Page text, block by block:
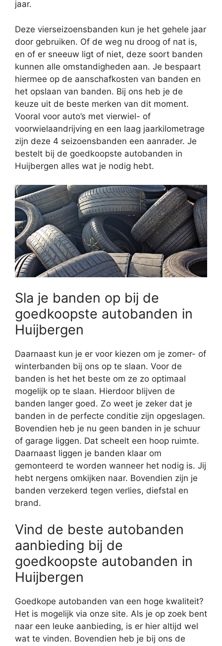
jaar.
Deze vierseizoensbanden kun je het gehele jaar
door gebruiken. Of de weg nu droog of nat is,
en of er sneeuw ligt of niet, deze soort banden
kunnen alle omstandigheden aan. Je bespaart
hiermee op de aanschafkosten van banden en
het opslaan van banden. Bij ons heb je de
keuze uit de beste merken van dit moment.
Vooral voor auto’s met vierwiel- of
voorwielaandrijving en een laag jaarkilometrage
zijn deze 4 seizoensbanden een aanrader. Je
bestelt bij de goedkoopste autobanden in
Huijbergen alles wat je nodig hebt.
Sla je banden op bij de
goedkoopste autobanden in
Huijbergen
Daarnaast kun je er voor kiezen om je zomer- of
winterbanden bij ons op te slaan. Voor de
banden is het het beste om ze zo optimaal
mogelijk op te slaan. Hierdoor blijven de
banden langer goed. Zo weet je zeker dat je
banden in de perfecte conditie zijn opgeslagen.
Bovendien heb je nu geen banden in je schuur
of garage liggen. Dat scheelt een hoop ruimte.
Daarnaast liggen je banden klaar om
gemonteerd te worden wanneer het nodig is. Jij
hebt nergens omkijken naar. Bovendien zijn je
banden verzekerd tegen verlies, diefstal en
brand.
Vind de beste autobanden
aanbieding bij de
goedkoopste autobanden in
Huijbergen
Goedkope autobanden van een hoge kwaliteit?
Het is mogelijk via onze site. Als je op zoek bent
naar een leuke aanbieding, is er hier altijd wel
wat te vinden. Bovendien heb je bij ons de